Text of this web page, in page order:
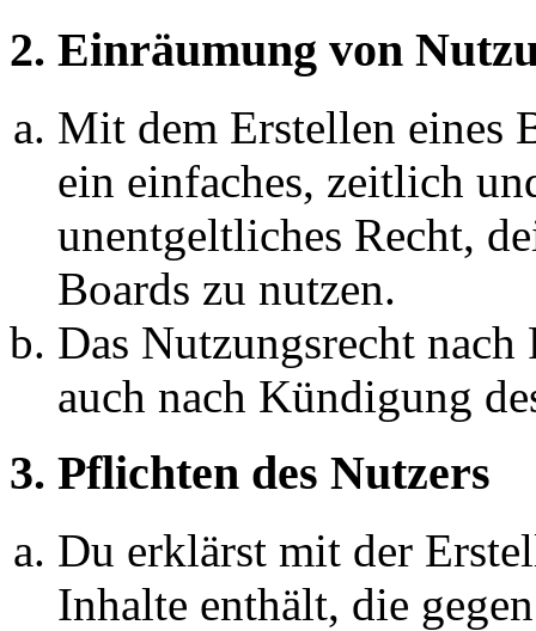
2. Einräumung von
Mit dem Erstellen eines
ein einfaches, zeitlich
unentgeltliches Recht,
Boards zu nutzen.
Das Nutzungsrecht
auch nach Kündigung
3. Pflichten des Nutzers
Du erklärst mit der
Inhalte enthält, die